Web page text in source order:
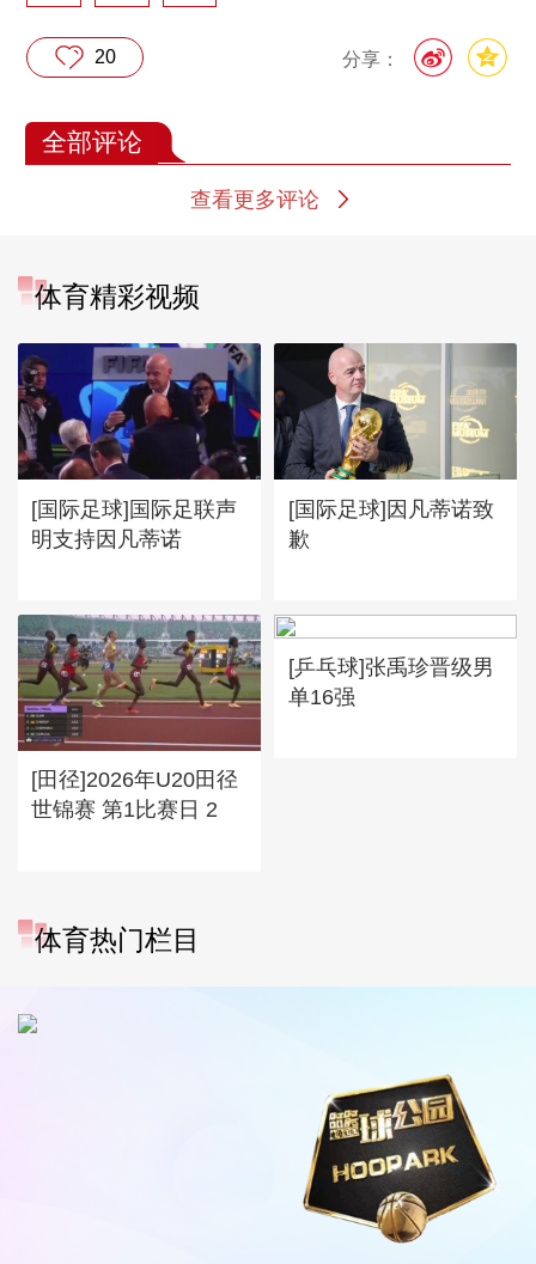
分享：
20
全部评论
查看更多评论
体育精彩视频
[国际足球]国际足联声
明支持因凡蒂诺
[国际足球]因凡蒂诺致
歉
[田径]2026年U20田径
世锦赛 第1比赛日 2
[乒乓球]张禹珍晋级男
单16强
体育热门栏目